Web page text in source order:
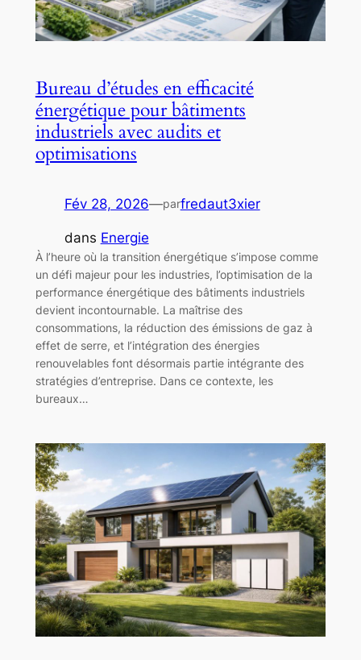
Bureau d’études en efficacité
énergétique pour bâtiments
industriels avec audits et
optimisations
Fév 28, 2026—parfredaut3xier
dans Energie
À l’heure où la transition énergétique s’impose comme
un défi majeur pour les industries, l’optimisation de la
performance énergétique des bâtiments industriels
devient incontournable. La maîtrise des
consommations, la réduction des émissions de gaz à
effet de serre, et l’intégration des énergies
renouvelables font désormais partie intégrante des
stratégies d’entreprise. Dans ce contexte, les
bureaux…